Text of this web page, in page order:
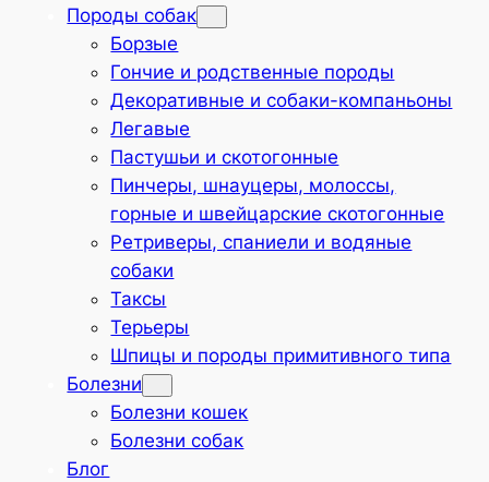
Породы собак
Борзые
Гончие и родственные породы
Декоративные и собаки-компаньоны
Легавые
Пастушьи и скотогонные
Пинчеры, шнауцеры, молоссы,
горные и швейцарские скотогонные
Ретриверы, спаниели и водяные
собаки
Таксы
Терьеры
Шпицы и породы примитивного типа
Болезни
Болезни кошек
Болезни собак
Блог